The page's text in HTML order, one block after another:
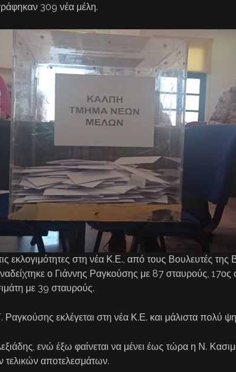
309 νέα μέλη.
εκλογιμότητες στη νέα Κ.Ε., από τους Βουλευτές της
ο Γιάννης Ραγκούσης με 87 σταυρούς,
με 39 σταυρούς.
εκλέγεται στη νέα Κ.Ε. και μάλιστα πολύ
ενώ έξω φαίνεται να μένει έως τώρα η Ν.
τελικών αποτελεσμάτων.